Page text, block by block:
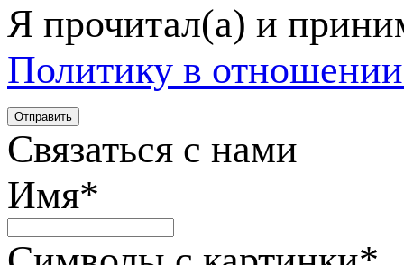
Я прочитал(а) и
Политику в
Связаться с нами
Имя*